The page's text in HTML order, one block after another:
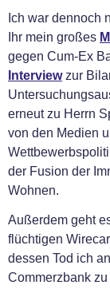
Ich war dennoch
Ihr mein großes
gegen Cum-Ex
Interviewzur
erneut zu Herrn
von den Medien
der Fusion der
Wohnen.
Außerdem geht
flüchtigen
dessen Tod ich
Commerzbank